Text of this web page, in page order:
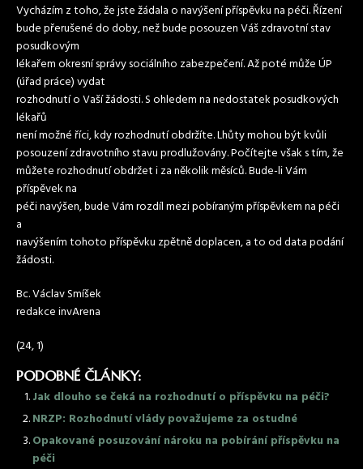
Vycházím z toho, že jste žádala o navýšení příspěvku na péči. Řízení
bude přerušené do doby, než bude posouzen Váš zdravotní stav
posudkovým
lékařem okresní správy sociálního zabezpečení. Až poté může ÚP
(úřad práce) vydat
rozhodnutí o Vaší žádosti. S ohledem na nedostatek posudkových
lékařů
není možné říci, kdy rozhodnutí obdržíte. Lhůty mohou být kvůli
posouzení zdravotního stavu prodlužovány. Počítejte však s tím, že
můžete rozhodnutí obdržet i za několik měsíců. Bude-li Vám
příspěvek na
péči navýšen, bude Vám rozdíl mezi pobíraným příspěvkem na péči
a
navýšením tohoto příspěvku zpětně doplacen, a to od data podání
žádosti.
Bc. Václav Smíšek
redakce invArena
(24, 1)
PODOBNÉ ČLÁNKY:
Jak dlouho se čeká na rozhodnutí o příspěvku na péči?
NRZP: Rozhodnutí vlády považujeme za ostudné
Opakované posuzování nároku na pobírání příspěvku na
péči